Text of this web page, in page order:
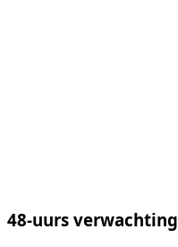
48-uurs verwachting